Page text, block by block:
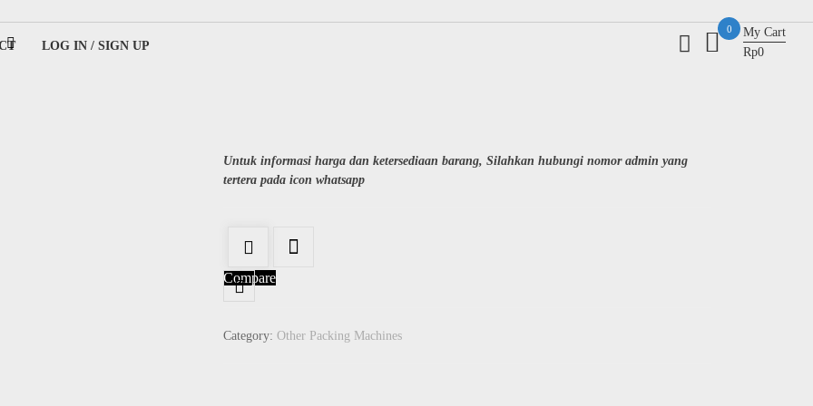
LOG IN / SIGN UP
0
My Cart
Rp0
Untuk informasi harga dan ketersediaan barang, Silahkan hubungi nomor admin yang
tertera pada icon whatsapp
Compare
Category:Other Packing Machines